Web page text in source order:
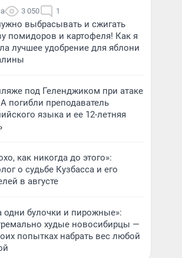
3 050 1
выбрасывать и сжигать
помидоров и картофеля! Как я
лучшее удобрение для яблони
под Геленджиком при атаке
погибли преподаватель
языка и ее 12-летняя
как никогда до этого»:
о судьбе Кузбасса и его
в августе
одни булочки и пирожные»:
худые новосибирцы —
попытках набрать вес любой